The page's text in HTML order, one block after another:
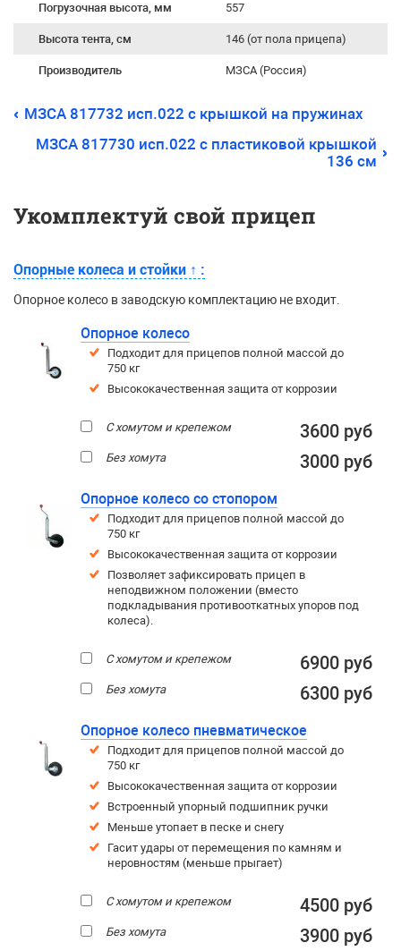
Погрузочная высота, мм 557
Высота тента, см 146 (от пола прицепа)
Производитель МЗСА (Россия)
МЗСА 817732 исп.022 с крышкой на пружинах
МЗСА 817730 исп.022 с пластиковой крышкой
136 см
Укомплектуй свой прицеп
Опорные колеса и стойки ↑ :
Опорное колесо в заводскую комплектацию не входит.
Опорное колесо
Подходит для прицепов полной массой до
750 кг
Высококачественная защита от коррозии
С хомутом и крепежом 3600 руб
Без хомута 3000 руб
Опорное колесо со стопором
Подходит для прицепов полной массой до
750 кг
Высококачественная защита от коррозии
Позволяет зафиксировать прицеп в
неподвижном положении (вместо
подкладывания противооткатных упоров под
колеса).
С хомутом и крепежом 6900 руб
Без хомута 6300 руб
Опорное колесо пневматическое
Подходит для прицепов полной массой до
750 кг
Высококачественная защита от коррозии
Встроенный упорный подшипник ручки
Меньше утопает в песке и снегу
Гасит удары от перемещения по камням и
неровностям (меньше прыгает)
С хомутом и крепежом 4500 руб
Без хомута 3900 руб